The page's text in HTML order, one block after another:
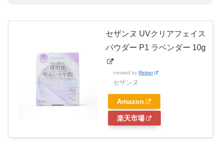
セザンヌ UVクリアフェイス
パウダー P1 ラベンダー 10g
created by Rinker
セザンヌ
Amazon
楽天市場